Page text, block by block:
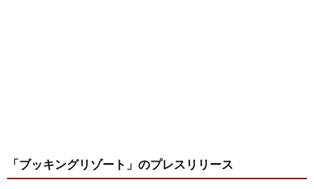
「ブッキングリゾート」 のプレスリリース